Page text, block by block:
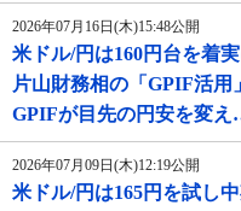
2026年07月16日(木)15:48公開
米ドル/円は160円台を着
片山財務相の「GPIF活用
GPIFが目先の円安を変
2026年07月09日(木)12:19公開
米ドル/円は165円を試し